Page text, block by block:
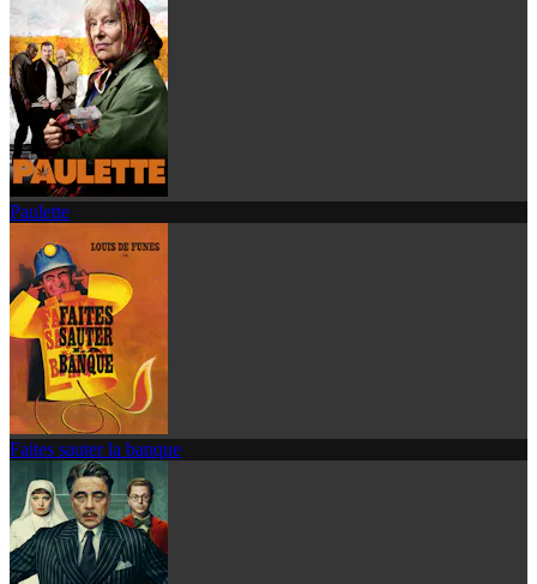
Paulette
Faites sauter la banque